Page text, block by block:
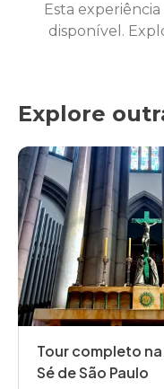
Esta
disponível.
Explore
Tour completo
Sé de São Paulo